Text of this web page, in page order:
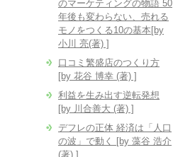
のマーケティングの物語 50
年後も変わらない、売れる
モノをつくる10の基本[by
小川 亮(著) ]
口コミ繁盛店のつくり方
[by 花谷 博幸 (著) ]
利益を生み出す逆転発想
[by 川合善大 (著) ]
デフレの正体 経済は「人口
の波」で動く [by 藻谷 浩介
(著) ]